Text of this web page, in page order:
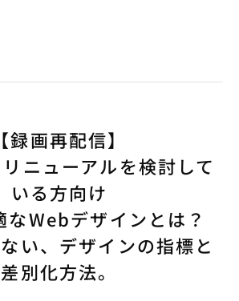
【録画再配信】
ニューアルを検討して
いる方向け
なWebデザインとは？
い、デザインの指標と
差別化方法。